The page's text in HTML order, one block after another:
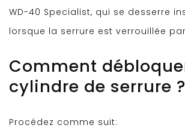
WD-40 Specialist, qui se desserre
lorsque la serrure est verrouillée
Comment
cylindre de serrure ?
Procédez comme suit: